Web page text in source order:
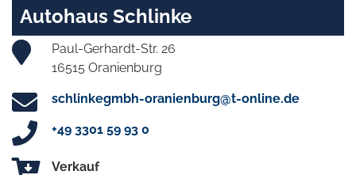
Autohaus Schlinke
Paul-Gerhardt-Str. 26
16515 Oranienburg
schlinkegmbh-oranienburg@t-online.de
+49 3301 59 93 0
Verkauf